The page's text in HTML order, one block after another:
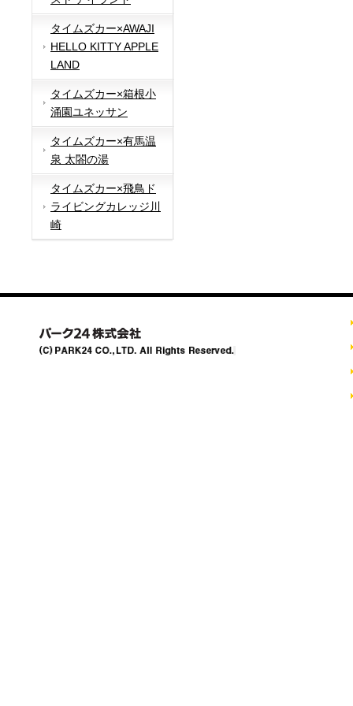
タイムズカー×AWAJI
HELLO KITTY APPLE
LAND
タイムズカー×箱根小
涌園ユネッサン
タイムズカー×有馬温
泉 太閤の湯
タイムズカー×飛鳥ド
ライビングカレッジ川
崎